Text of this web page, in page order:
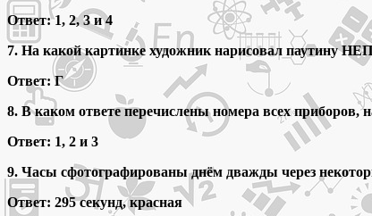
Ответ: 1, 2, 3 и 4
7. На какой картинке художник нарисовал паутину
Ответ: Г
8. В каком ответе перечислены номера всех
Ответ: 1, 2 и 3
9. Часы сфотографированы днём дважды через
Ответ: 295 секунд, красная